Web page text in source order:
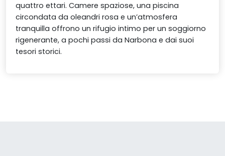
quattro ettari. Camere spaziose, una piscina
circondata da oleandri rosa e un’atmosfera
tranquilla offrono un rifugio intimo per un soggiorno
rigenerante, a pochi passi da Narbona e dai suoi
tesori storici.